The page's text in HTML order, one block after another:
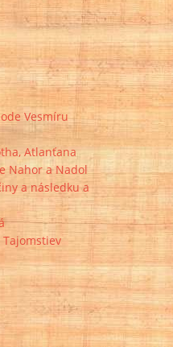
Vesmíru
Atlanťana
Nahor a Nadol
a následku a
Tajomstiev